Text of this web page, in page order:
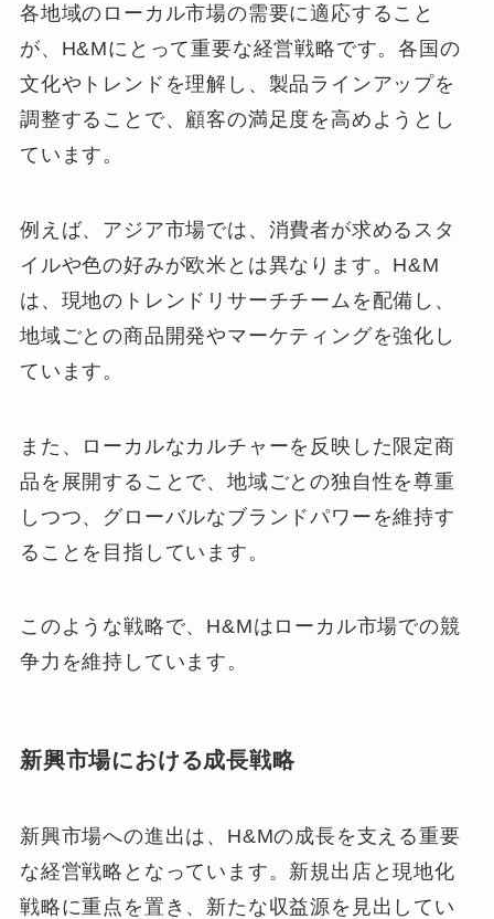
各地域のローカル市場の需要に適応すること
が、H&Mにとって重要な経営戦略です。各国の
文化やトレンドを理解し、製品ラインアップを
調整することで、顧客の満足度を高めようとし
ています。
例えば、アジア市場では、消費者が求めるスタ
イルや色の好みが欧米とは異なります。H&M
は、現地のトレンドリサーチチームを配備し、
地域ごとの商品開発やマーケティングを強化し
ています。
また、ローカルなカルチャーを反映した限定商
品を展開することで、地域ごとの独自性を尊重
しつつ、グローバルなブランドパワーを維持す
ることを目指しています。
このような戦略で、H&Mはローカル市場での競
争力を維持しています。
新興市場における成長戦略
新興市場への進出は、H&Mの成長を支える重要
な経営戦略となっています。新規出店と現地化
戦略に重点を置き、新たな収益源を見出してい